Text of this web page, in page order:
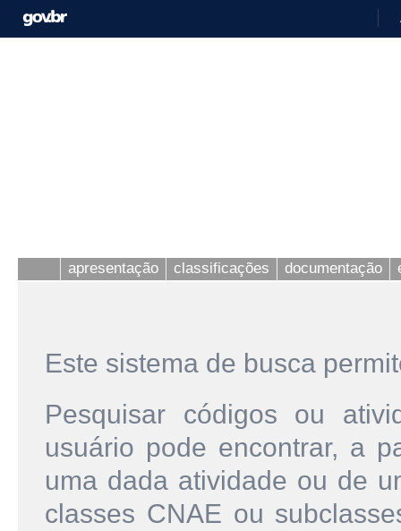
apresentação classificações documentação
Este sistema de busca
Pesquisar códigos ou
usuário pode encontrar, a
uma dada atividade ou de
classes CNAE ou